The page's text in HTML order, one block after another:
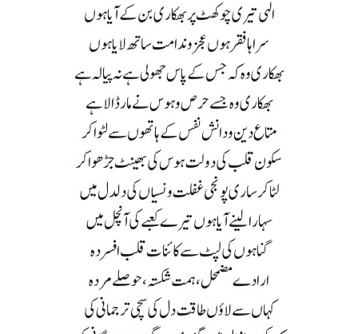
الہی تیری چوکھٹ پر بھکاری بن کے آیا ہوں
سراہا فقر ہوں عجز و ندامت ساتھ لایا ہوں
بھکاری وہ کہ جس کے پاس جھولی ہے نہ پیالہ ہے
بھکاری وہ جسے حرص و ہوس نے مار ڈالا ہے
متاع دین و دانش نفس کے ہاتھوں سے لٹوا کر
سکون قلب کی دولت ہوس کی بھینٹ جڑھوا کر
لٹا کر ساری پونجی غفلت و نسیاں کی دلدل میں
سہارا لینے آیا ہوں تیرے کعبے کی آنچل میں
گناہوں کی لپٹ سے کائنات قلب افسردہ
ارادے مضمحل ،ہمت شکستہ ،حوصلے مردہ
کہاں سے لاؤں طاقت دل کی سچی ترجمانی کی